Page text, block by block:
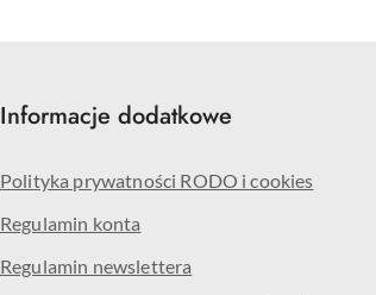
Informacje dodatkowe
Polityka prywatności RODO i cookies
Regulamin konta
Regulamin newslettera